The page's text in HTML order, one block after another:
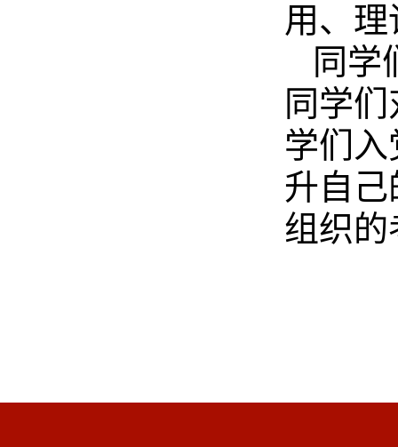
用、
同学
同学
学们
升自
组织